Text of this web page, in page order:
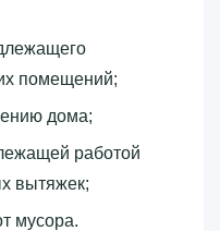
помещений;
дома;
работой
вытяжек;
мусора.